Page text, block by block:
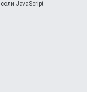
JavaScript.